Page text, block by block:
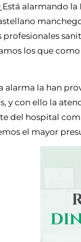
alarmando
profesionales
los que
alarma la han
y con ello la
del hospital
el mayor